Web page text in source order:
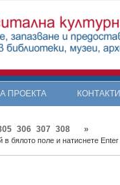
ПРОЕКТА КОНТАКТИ
306 307 308 »
бялото поле и натиснете Enter